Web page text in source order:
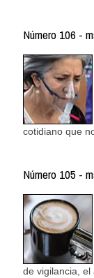
Número 106 -
cotidiano que
Número 105 -
de vigilancia, el